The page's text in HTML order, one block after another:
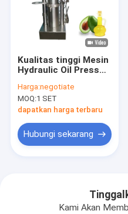
Kualitas tinggi Mesin
Hydraulic Oil Press
Minyak Alpukat Oil
Line
Harga:negotiate
MOQ:1 SET
dapatkan harga terbaru
Hubungi sekarang
Kami Akan